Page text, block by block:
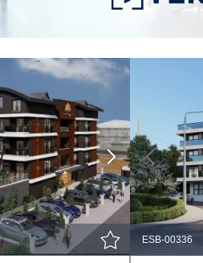
با
ESB-00336